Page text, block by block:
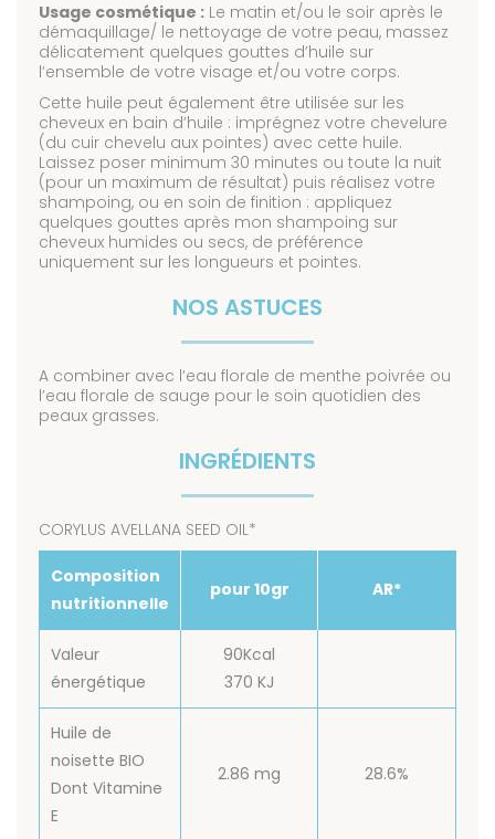
Usage cosmétique : Le matin et/ou le soir après le
démaquillage/ le nettoyage de votre peau, massez
délicatement quelques gouttes d’huile sur
l’ensemble de votre visage et/ou votre corps.
Cette huile peut également être utilisée sur les
cheveux en bain d’huile : imprégnez votre chevelure
(du cuir chevelu aux pointes) avec cette huile.
Laissez poser minimum 30 minutes ou toute la nuit
(pour un maximum de résultat) puis réalisez votre
shampoing, ou en soin de finition : appliquez
quelques gouttes après mon shampoing sur
cheveux humides ou secs, de préférence
uniquement sur les longueurs et pointes.
NOS ASTUCES
A combiner avec l’eau florale de menthe poivrée ou
l’eau florale de sauge pour le soin quotidien des
peaux grasses.
INGRÉDIENTS
CORYLUS AVELLANA SEED OIL*
Composition
nutritionnelle
pour 10gr AR*
Valeur
énergétique
90Kcal
370 KJ
Huile de
noisette BIO
Dont Vitamine
E
2.86 mg 28.6%